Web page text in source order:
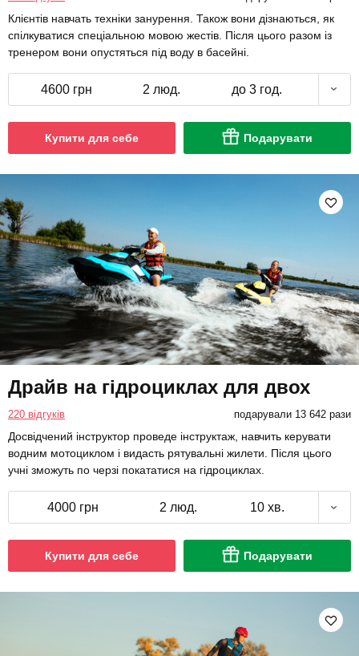
Клієнтів навчать техніки занурення. Також вони дізнаються, як
спілкуватися спеціальною мовою жестів. Після цього разом із
тренером вони опустяться під воду в басейні.
4600 грн 2 люд. до 3 год.
Купити для себе Подарувати
Драйв на гідроциклах для двох
220 відгуків подарували 13 642 рази
Досвідчений інструктор проведе інструктаж, навчить керувати
водним мотоциклом і видасть рятувальні жилети. Після цього
учні зможуть по черзі покататися на гідроциклах.
4000 грн 2 люд. 10 хв.
Купити для себе Подарувати